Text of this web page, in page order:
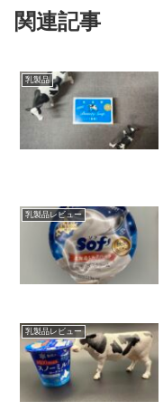
関連記事
乳製品
乳製品レビュー
乳製品レビュー